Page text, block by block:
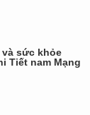
và sức khỏe
Tiết nam Mạng